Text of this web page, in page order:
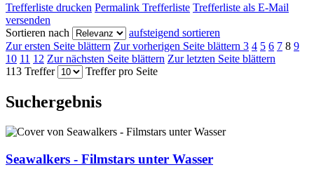
Trefferliste drucken Permalink Trefferliste Trefferliste als E-Mail
versenden
Sortieren nach
aufsteigend sortieren
Zur ersten Seite blättern Zur vorherigen Seite blättern 3 4 5 6 7 8 9
10 11 12 Zur nächsten Seite blättern Zur letzten Seite blättern
113 Treffer
Treffer pro Seite
Suchergebnis
Seawalkers - Filmstars unter Wasser